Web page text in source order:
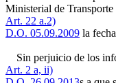
Ministerial de
Art. 22 a.2)
D.O. 05.09.2009 la
Sin perjuicio de los
Art. 2 a, ii)